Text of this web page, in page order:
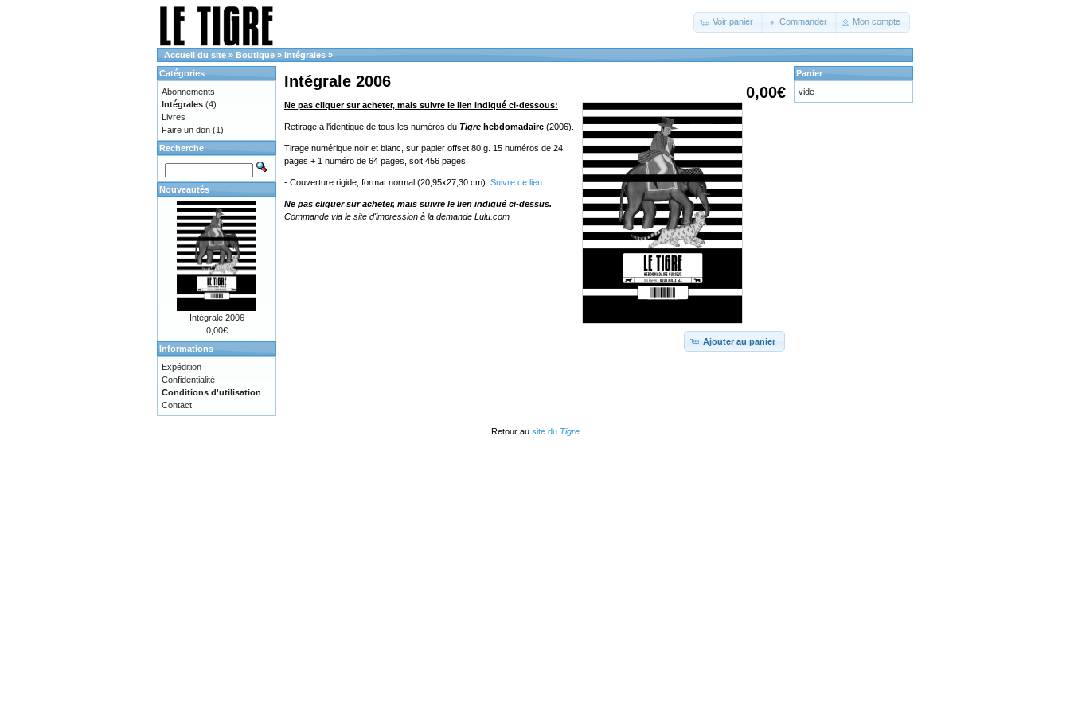
Voir panier Commander Mon compte
Accueil du site » Boutique » Intégrales »
0,00€
Intégrale 2006
Ne pas cliquer sur acheter, mais suivre le lien indiqué ci-dessous:
Retirage à l'identique de tous les numéros du Tigre hebdomadaire (2006).
Tirage numérique noir et blanc, sur papier offset 80 g. 15 numéros de 24
pages + 1 numéro de 64 pages, soit 456 pages.
- Couverture rigide, format normal (20,95x27,30 cm): Suivre ce lien
Ne pas cliquer sur acheter, mais suivre le lien indiqué ci-dessus.
Commande via le site d'impression à la demande Lulu.com
Ajouter au panier
Catégories
Abonnements
Intégrales (4)
Livres
Faire un don (1)
Recherche
Nouveautés
Intégrale 2006
0,00€
Informations
Expédition
Confidentialité
Conditions d'utilisation
Contact
Panier
vide
Retour au site du Tigre